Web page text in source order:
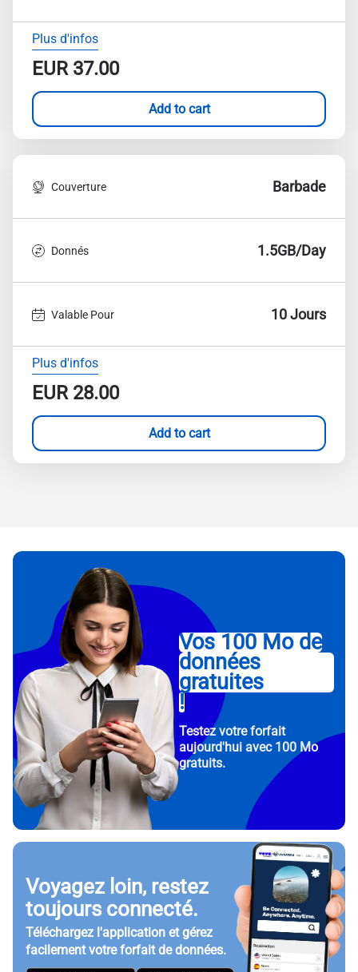
Plus d'infos
EUR37.00
Add to cart
Couverture Barbade
Donnés 1.5GB/Day
Valable Pour 10 Jours
Plus d'infos
EUR28.00
Add to cart
Vos 100 Mo de
données
gratuites
!
Testez votre forfait
aujourd'hui avec 100 Mo
gratuits.
Voyagez loin, restez
toujours connecté.
Téléchargez l'application et gérez
facilement votre forfait de données.